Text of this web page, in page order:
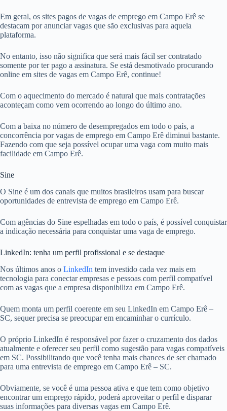
Em geral, os sites pagos de vagas de emprego em Campo Erê se
destacam por anunciar vagas que são exclusivas para aquela
plataforma.
No entanto, isso não significa que será mais fácil ser contratado
somente por ter pago a assinatura. Se está desmotivado procurando
online em sites de vagas em Campo Erê, continue!
Com o aquecimento do mercado é natural que mais contratações
aconteçam como vem ocorrendo ao longo do último ano.
Com a baixa no número de desempregados em todo o país, a
concorrência por vagas de emprego em Campo Erê diminui bastante.
Fazendo com que seja possível ocupar uma vaga com muito mais
facilidade em Campo Erê.
Sine
O Sine é um dos canais que muitos brasileiros usam para buscar
oportunidades de entrevista de emprego em Campo Erê.
Com agências do Sine espelhadas em todo o país, é possível conquistar
a indicação necessária para conquistar uma vaga de emprego.
LinkedIn: tenha um perfil profissional e se destaque
Nos últimos anos o LinkedIn tem investido cada vez mais em
tecnologia para conectar empresas e pessoas com perfil compatível
com as vagas que a empresa disponibiliza em Campo Erê.
Quem monta um perfil coerente em seu LinkedIn em Campo Erê –
SC, sequer precisa se preocupar em encaminhar o currículo.
O próprio LinkedIn é responsável por fazer o cruzamento dos dados
atualmente e oferecer seu perfil como sugestão para vagas compatíveis
em SC. Possibilitando que você tenha mais chances de ser chamado
para uma entrevista de emprego em Campo Erê – SC.
Obviamente, se você é uma pessoa ativa e que tem como objetivo
encontrar um emprego rápido, poderá aproveitar o perfil e disparar
suas informações para diversas vagas em Campo Erê.